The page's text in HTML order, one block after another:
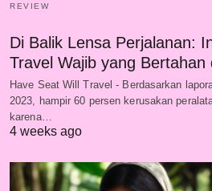
REVIEW
Di Balik Lensa Perjalanan:
Travel Wajib yang Bertahan
Have Seat Will Travel - Berdasarkan
2023, hampir 60 persen kerusakan
karena…
4 weeks ago